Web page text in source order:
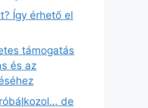
Így érhető el
támogatás
és az
de